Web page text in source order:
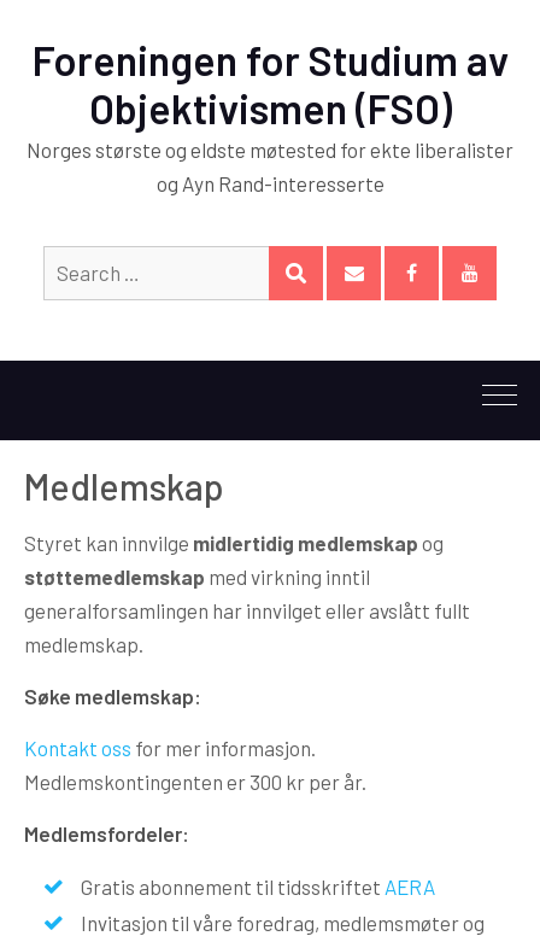
Foreningen for Studium av
Objektivismen (FSO)
Norges største og eldste møtested for ekte liberalister
og Ayn Rand-interesserte
Search
for:
SEARCH
Medlemskap
Styret kan innvilge midlertidig medlemskap og
støttemedlemskap med virkning inntil
generalforsamlingen har innvilget eller avslått fullt
medlemskap.
Søke medlemskap:
Kontakt oss for mer informasjon.
Medlemskontingenten er 300 kr per år.
Medlemsfordeler:
Gratis abonnement til tidsskriftet AERA
Invitasjon til våre foredrag, medlemsmøter og